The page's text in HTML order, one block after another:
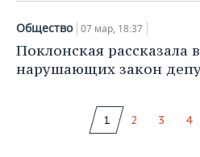
Общество 07 мар, 18:37
Поклонская рассказала
нарушающих закон
1 2 3 4